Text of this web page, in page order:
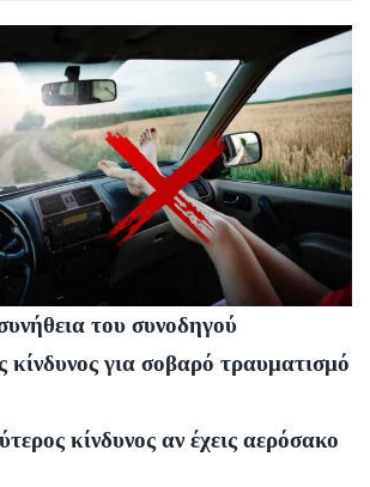
του συνοδηγού
για σοβαρό τραυματισμό
κίνδυνος αν έχεις αερόσακο